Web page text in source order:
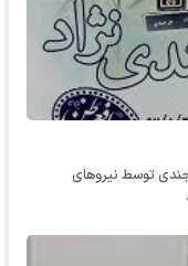
توسط نیروهای